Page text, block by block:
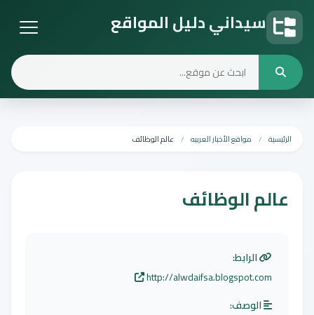
سيداني دليل المواقع
الرئيسية مواقع الأخبار العربيه عالم الوظائف
عالم الوظائف
الرابط:
http://alwdaifsa.blogspot.com
الوصف: